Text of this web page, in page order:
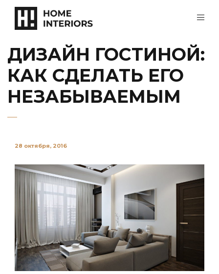
ДИЗАЙН ГОСТИНОЙ:
КАК СДЕЛАТЬ ЕГО
НЕЗАБЫВАЕМЫМ
28 октября, 2016